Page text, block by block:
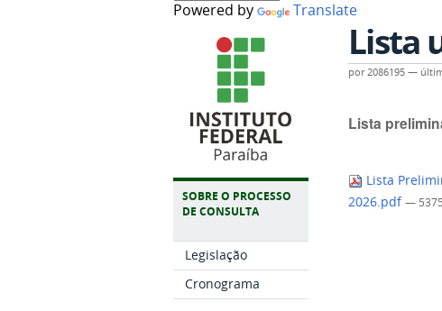
Powered by Translate
SOBRE O PROCESSO
DE CONSULTA
Legislação
Cronograma
Lista
por2086195 —
Lista
Lista
2026.pdf—